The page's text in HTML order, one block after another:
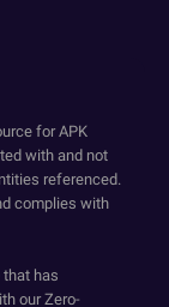
for APK
with and not
referenced.
complies with
has
our Zero-